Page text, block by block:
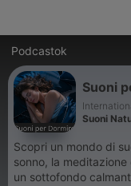
Podcastok
Suoni
Suoni
Scopri un mondo di
sonno, la
un sottofondo